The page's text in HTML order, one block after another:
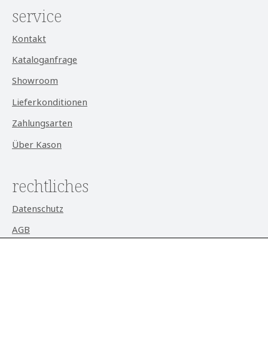
service
Kontakt
Kataloganfrage
Showroom
Lieferkonditionen
Zahlungsarten
Über Kason
rechtliches
Datenschutz
AGB